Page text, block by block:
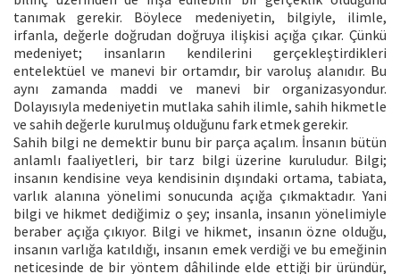
tanımak gerekir. Böylece medeniyetin, bilgiyle, ilimle,
irfanla, değerle doğrudan doğruya ilişkisi açığa çıkar. Çünkü
medeniyet; insanların kendilerini gerçekleştirdikleri
entelektüel ve manevi bir ortamdır, bir varoluş alanıdır. Bu
aynı zamanda maddi ve manevi bir organizasyondur.
Dolayısıyla medeniyetin mutlaka sahih ilimle, sahih hikmetle
ve sahih değerle kurulmuş olduğunu fark etmek gerekir.
Sahih bilgi ne demektir bunu bir parça açalım. İnsanın bütün
anlamlı faaliyetleri, bir tarz bilgi üzerine kuruludur. Bilgi;
insanın kendisine veya kendisinin dışındaki ortama, tabiata,
varlık alanına yönelimi sonucunda açığa çıkmaktadır. Yani
bilgi ve hikmet dediğimiz o şey; insanla, insanın yönelimiyle
beraber açığa çıkıyor. Bilgi ve hikmet, insanın özne olduğu,
insanın varlığa katıldığı, insanın emek verdiği ve bu emeğinin
neticesinde de bir yöntem dâhilinde elde ettiği bir üründür,